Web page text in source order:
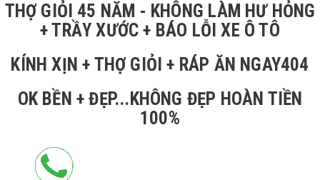
THỢ GIỎI 45 NĂM - KHÔNG LÀM HƯ HỎNG
+ TRẦY XƯỚC + BÁO LỖI XE Ô TÔ
KÍNH XỊN + THỢ GIỎI + RÁP ĂN NGAY404
OK BỀN + ĐẸP...KHÔNG ĐẸP HOÀN TIỀN
100%